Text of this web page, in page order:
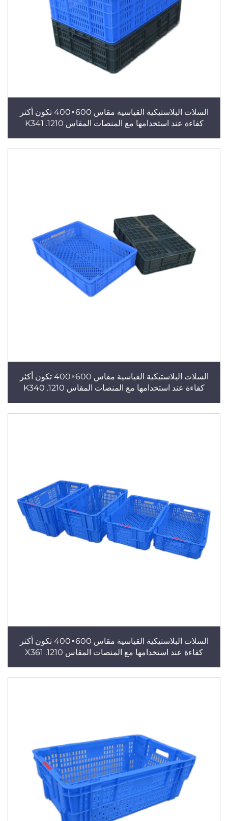
السلات البلاستيكية القياسية مقاس 600×400 تكون أكثر
كفاءة عند استخدامها مع المنصات المقاس 1210. K341
السلات البلاستيكية القياسية مقاس 600×400 تكون أكثر
كفاءة عند استخدامها مع المنصات المقاس 1210. K340
السلات البلاستيكية القياسية مقاس 600×400 تكون أكثر
كفاءة عند استخدامها مع المنصات المقاس 1210. X361